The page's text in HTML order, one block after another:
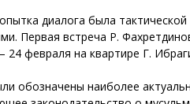
диалога была
Первая встреча Р.
24 февраля на квартире Г.
обозначены наиболее